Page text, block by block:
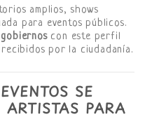
amplios, shows
para eventos públicos.
con este perfil
por la ciudadanía.
SE
ARTISTAS PARA